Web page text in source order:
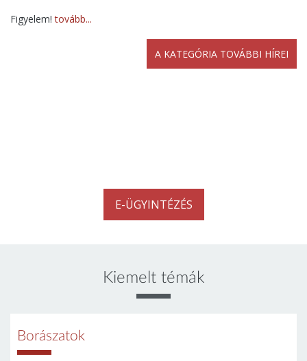
Figyelem!tovább...
A KATEGÓRIA TOVÁBBI HÍREI
E-ÜGYINTÉZÉS
Kiemelt témák
Borászatok